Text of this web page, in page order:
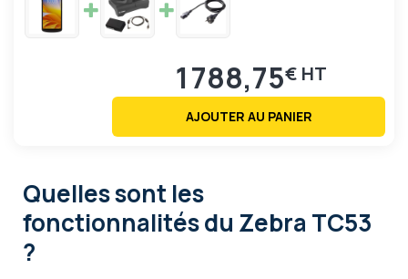
1 788,75€
AJOUTER AU PANIER
Quelles sont les
fonctionnalitésdu Zebra TC53
?